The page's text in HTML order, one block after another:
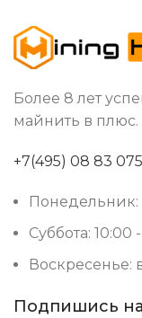
Более 8 лет
майнить в плюс.
+7(495) 08 83 075
Понедельник:
Суббота: 10:00
Воскресенье:
Подпишись